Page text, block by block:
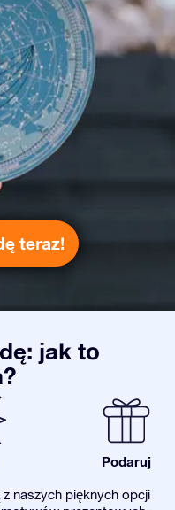
teraz!
jak to
Podaruj
naszych pięknych opcji